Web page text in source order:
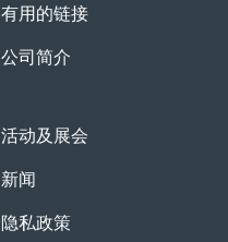
有用的链接
公司简介
活动及展会
新闻
隐私政策